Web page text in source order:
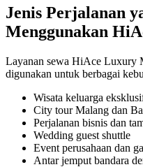
Jenis Perjalanan
Menggunakan
Layanan sewa HiAce Luxury
digunakan untuk berbagai
Wisata keluarga
City tour Malang dan
Perjalanan bisnis dan
Wedding guest shuttle
Event perusahaan dan
Antar jemput bandara